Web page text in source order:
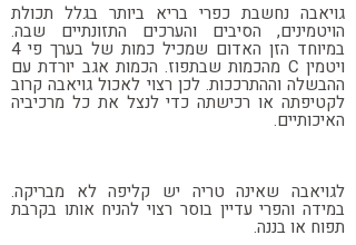
גויאבה נחשבת כפרי בריא ביותר בגלל תכולת
הויטמינים, הסיבים והערכים התזונתיים שבה.
במיוחד הזן האדום שמכיל כמות של בערך פי 4
ויטמין C מהכמות שבתפוז. הכמות אגב יורדת עם
ההבשלה וההתרככות. לכן רצוי לאכול גויאבה קרוב
לקטיפתה או רכישתה כדי לנצל את כל מרכיביה
האיכותיים.
לגויאבה שאינה טריה יש קליפה לא מבריקה.
במידה והפרי עדיין בוסר רצוי להניח אותו בקרבת
תפוח או בננה.